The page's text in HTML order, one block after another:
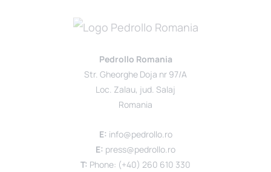
Pedrollo Romania
Str. Gheorghe Doja nr 97/A
Loc. Zalau, jud. Salaj
Romania
E: info@pedrollo.ro
E: press@pedrollo.ro
T: Phone: (+40) 260 610 330